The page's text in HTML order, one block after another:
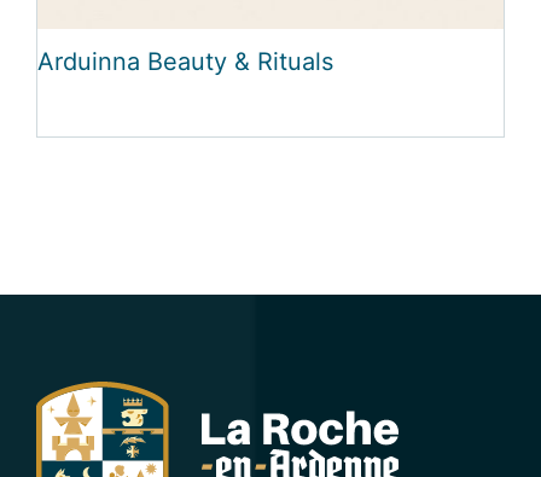
Arduinna Beauty & Rituals